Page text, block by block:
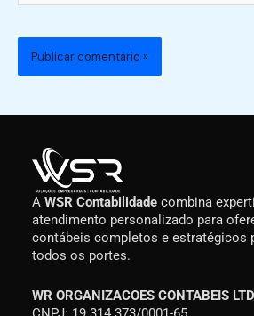
A WSR Contabilidadecombina
atendimento personalizado para
contábeis completos e estratégicos
todos os portes.
WR ORGANIZACOES CONTABEIS